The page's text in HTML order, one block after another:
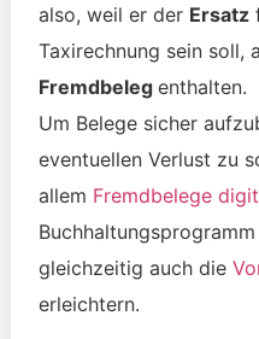
also, weil er der Ersatz
Taxirechnung sein soll,
Fremdbeleg enthalten.
Um Belege sicher
eventuellen Verlust zu
allem Fremdbelege
gleichzeitig auch die
erleichtern.